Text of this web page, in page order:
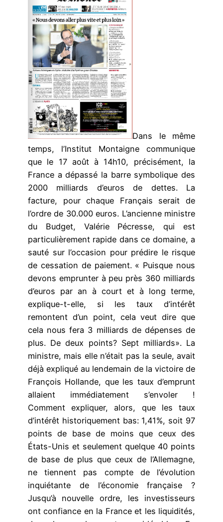
Dans le même
temps, l’Institut Montaigne communique
que le 17 août à 14h10, précisément, la
France a dépassé la barre symbolique des
2000 milliards d’euros de dettes. La
facture, pour chaque Français serait de
l’ordre de 30.000 euros. L’ancienne ministre
du Budget, Valérie Pécresse, qui est
particulièrement rapide dans ce domaine, a
sauté sur l’occasion pour prédire le risque
de cessation de paiement. « Puisque nous
devons emprunter à peu près 360 milliards
d’euros par an à court et à long terme,
explique-t-elle, si les taux d’intérêt
remontent d’un point, cela veut dire que
cela nous fera 3 milliards de dépenses de
plus. De deux points? Sept milliards». La
ministre, mais elle n’était pas la seule, avait
déjà expliqué au lendemain de la victoire de
François Hollande, que les taux d’emprunt
allaient immédiatement s’envoler !
Comment expliquer, alors, que les taux
d’intérêt historiquement bas: 1,41%, soit 97
points de base de moins que ceux des
États-Unis et seulement quelque 40 points
de base de plus que ceux de l’Allemagne,
ne tiennent pas compte de l’évolution
inquiétante de l’économie française ?
Jusqu’à nouvelle ordre, les investisseurs
ont confiance en la France et les liquidités,